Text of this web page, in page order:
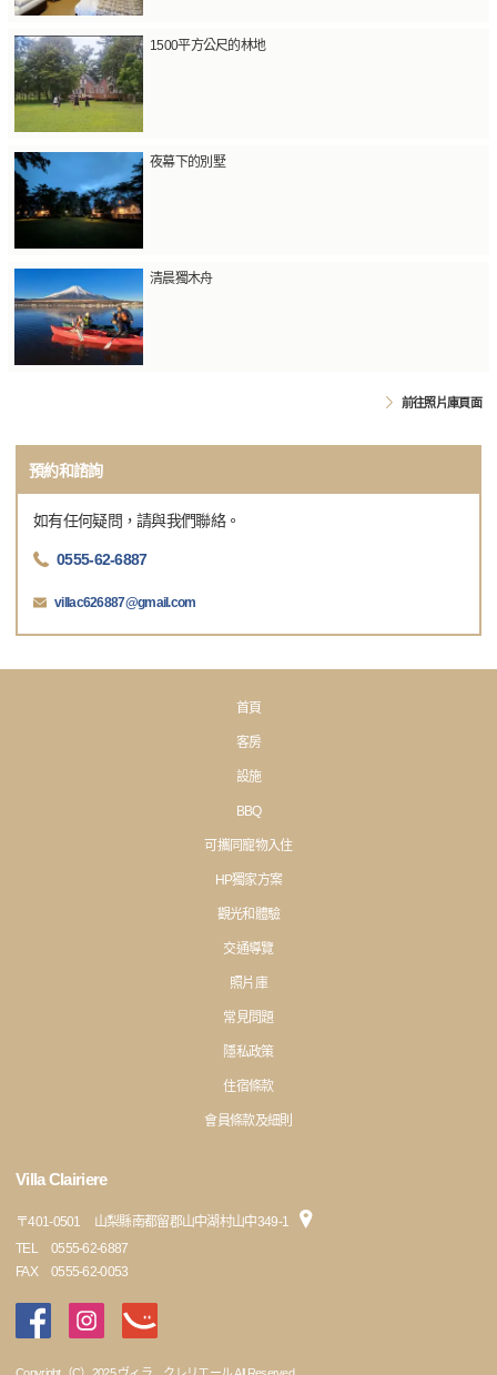
1500平方公尺的林地
夜幕下的別墅
清晨獨木舟
前往照片庫頁面
預約和諮詢
如有任何疑問，請與我們聯絡。
0555-62-6887
villac626887@gmail.com
首頁
客房
設施
BBQ
可攜同寵物入住
HP獨家方案
觀光和體驗
交通導覽
照片庫
常見問題
隱私政策
住宿條款
會員條款及細則
Villa Clairiere
〒401-0501
山梨縣南都留郡山中湖村山中349-1
TEL
0555-62-6887
FAX
0555-62-0053